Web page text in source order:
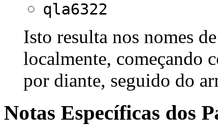
qla6322
Isto resulta nos nomes
localmente, começando
por diante, seguido do
Notas Específicas dos